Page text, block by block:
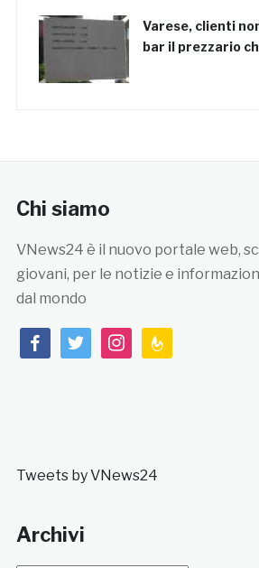
Varese, clienti
bar il prezzario
Chi siamo
VNews24 è il nuovo portale web,
giovani, per le notizie e
dal mondo
facebooktwitterinstagramfeedburner
Tweets by VNews24
Archivi